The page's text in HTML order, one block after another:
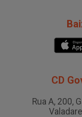
CD
Rua A, 200,